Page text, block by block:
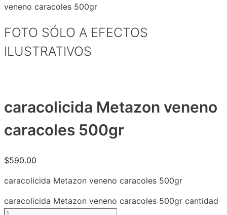
veneno caracoles 500gr
FOTO SÓLO A EFECTOS
ILUSTRATIVOS
caracolicida Metazon veneno
caracoles 500gr
$590.00
caracolicida Metazon veneno caracoles 500gr
caracolicida Metazon veneno caracoles 500gr cantidad